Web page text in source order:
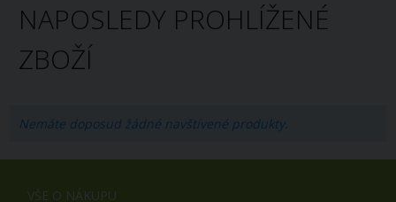
NAPOSLEDY PROHLÍŽENÉ
ZBOŽÍ
Nemáte doposud žádné navštívené produkty.
VŠE O NÁKUPU